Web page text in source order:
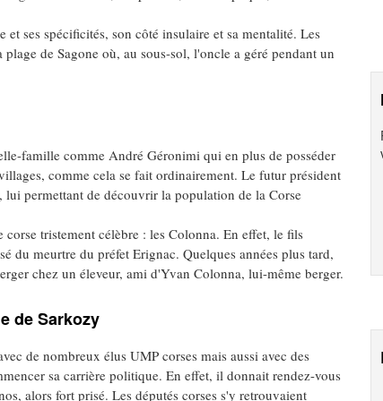
ses spécificités, son côté insulaire et sa mentalité. Les
de Sagone où, au sous-sol, l'oncle a géré pendant un
famille comme André Géronimi qui en plus de posséder
comme cela se fait ordinairement. Le futur président
lui permettant de découvrir la population de la Corse
tristement célèbre : les Colonna. En effet, le fils
du meurtre du préfet Erignac. Quelques années plus tard,
chez un éleveur, ami d'Yvan Colonna, lui-même berger.
de Sarkozy
de nombreux élus UMP corses mais aussi avec des
sa carrière politique. En effet, il donnait rendez-vous
alors fort prisé. Les députés corses s'y retrouvaient